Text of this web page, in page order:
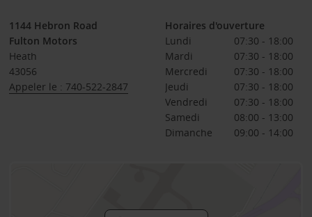
1144 Hebron Road
Fulton Motors
Heath
43056
Appeler le : 740-522-2847
Horaires d'ouverture
Lundi
07:30 - 18:00
Mardi
07:30 - 18:00
Mercredi
07:30 - 18:00
Jeudi
07:30 - 18:00
Vendredi
07:30 - 18:00
Samedi
08:00 - 13:00
Dimanche
09:00 - 14:00